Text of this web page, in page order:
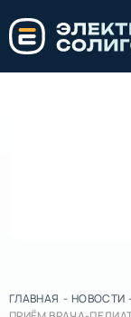
ГЛАВНАЯ - НОВОСТИ